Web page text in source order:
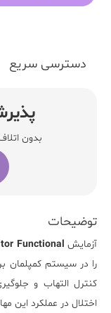
توضیحات
آزمایش Functional
کنترل التهاب و
اختلال در عملکرد این
دسترسی سریع
بدون